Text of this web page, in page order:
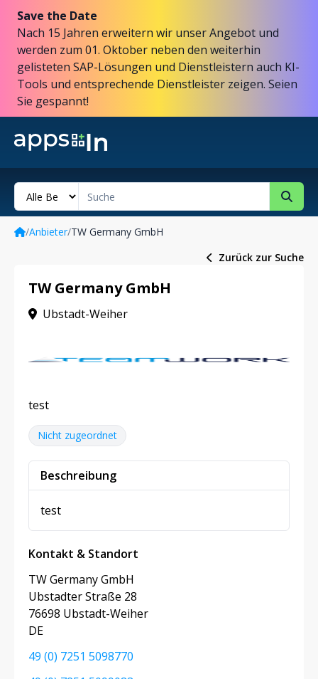
Save the Date
Nach 15 Jahren erweitern wir unser Angebot und
werden zum 01. Oktober neben den weiterhin
gelisteten SAP-Lösungen und Dienstleistern auch KI-
Tools und entsprechende Dienstleister zeigen. Seien
Sie gespannt!
/Anbieter/TW Germany GmbH
Zurück zur Suche
TW Germany GmbH
Ubstadt-Weiher
test
Nicht zugeordnet
Beschreibung
test
Kontakt & Standort
TW Germany GmbH
Ubstadter Straße 28
76698 Ubstadt-Weiher
DE
49 (0) 7251 5098770